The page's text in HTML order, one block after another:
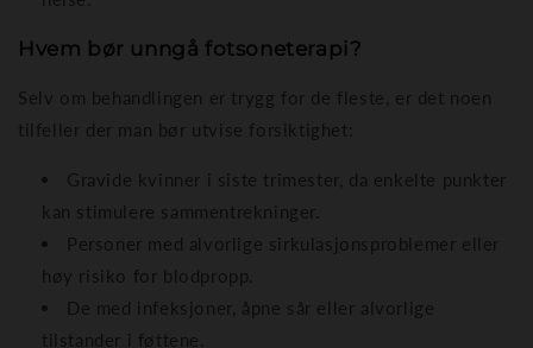
Hvem bør unngå fotsoneterapi?
Selv om behandlingen er trygg for de fleste, er det noen
tilfeller der man bør utvise forsiktighet:
Gravide kvinner i siste trimester, da enkelte punkter
kan stimulere sammentrekninger.
Personer med alvorlige sirkulasjonsproblemer eller
høy risiko for blodpropp.
De med infeksjoner, åpne sår eller alvorlige
tilstander i føttene.